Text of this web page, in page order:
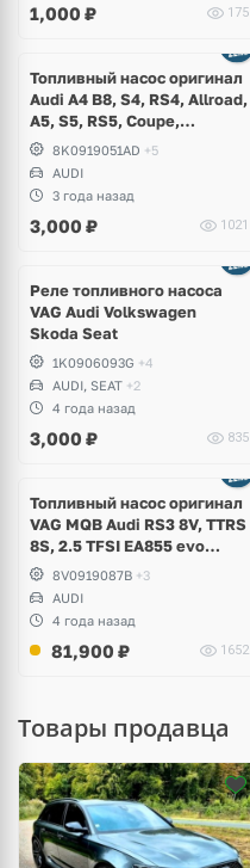
1,000 ₽ 175
Топливный насос оригинал
Audi A4 B8, S4, RS4, Allroad,
A5, S5, RS5, Coupe,
Sportback
8K0919051AD +5
AUDI
3 года назад
3,000 ₽ 1021
Реле топливного насоса
VAG Audi Volkswagen
Skoda Seat
1K0906093G +4
AUDI, SEAT +2
4 года назад
3,000 ₽ 835
Топливный насос оригинал
VAG MQB Audi RS3 8V, TTRS
8S, 2.5 TFSI EA855 evo
DAZA, DNWA, CZGB
8V0919087B +3
AUDI
4 года назад
81,900 ₽ 1652
Товары продавца
5 фото